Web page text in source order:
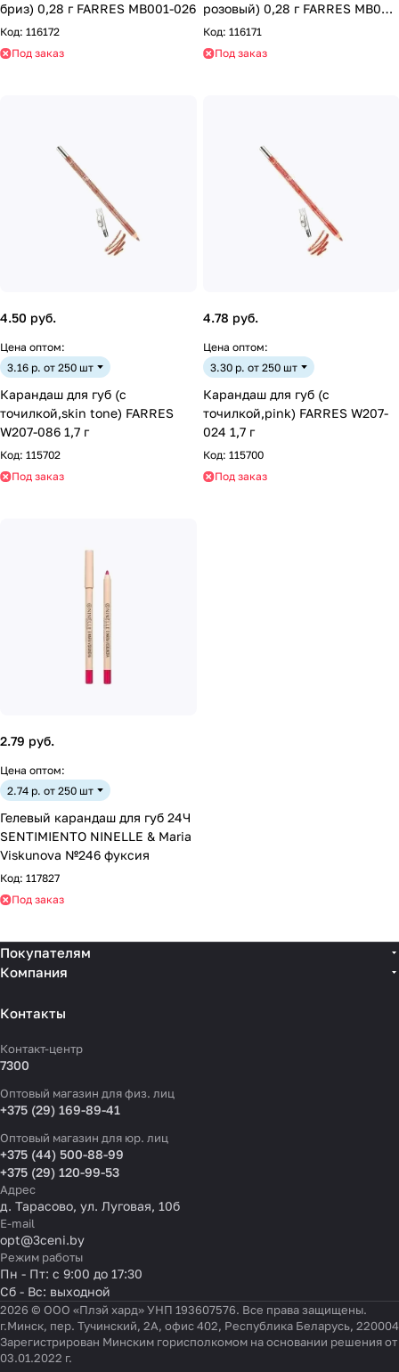
бриз) 0,28 г FARRES MB001-026
Код: 116172
Под заказ
розовый) 0,28 г FARRES MB001-
024
Код: 116171
Под заказ
4.50 руб.
Цена оптом:
3.16 р. от 250 шт
Карандаш для губ (с
точилкой,skin tone) FARRES
W207-086 1,7 г
Код: 115702
Под заказ
4.78 руб.
Цена оптом:
3.30 р. от 250 шт
Карандаш для губ (с
точилкой,pink) FARRES W207-
024 1,7 г
Код: 115700
Под заказ
2.79 руб.
Цена оптом:
2.74 р. от 250 шт
Гелевый карандаш для губ 24Ч
SENTIMIENTO NINELLE & Maria
Viskunova №246 фуксия
Код: 117827
Под заказ
Покупателям
Компания
Контакты
Контакт-центр
7300
Оптовый магазин для физ. лиц
+375 (29) 169-89-41
Оптовый магазин для юр. лиц
+375 (44) 500-88-99
+375 (29) 120-99-53
Адрес
д. Тарасово, ул. Луговая, 10б
E-mail
opt@3ceni.by
Режим работы
Пн - Пт: с 9:00 до 17:30
Сб - Вс: выходной
2026 © ООО «Плэй хард» УНП 193607576. Все права защищены.
г.Минск, пер. Тучинский, 2А, офис 402, Республика Беларусь, 220004
Зарегистрирован Минским горисполкомом на основании решения от
03.01.2022 г.